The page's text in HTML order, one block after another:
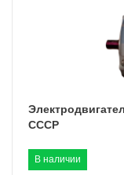
СССР
В наличии